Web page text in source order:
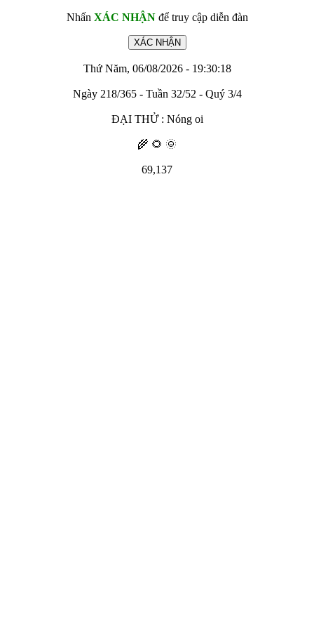
Nhấn XÁC NHẬNđể truy cập diễn đàn
Thứ Năm, 06/08/2026 - 19:30:18
Ngày 218/365 - Tuần 32/52 - Quý 3/4
ĐẠI THỬ : Nóng oi
🌾 🌻 🌞
69,137